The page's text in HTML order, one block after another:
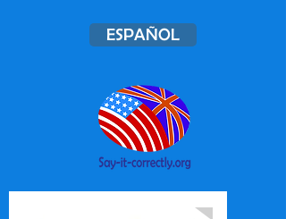
ESPAÑOL